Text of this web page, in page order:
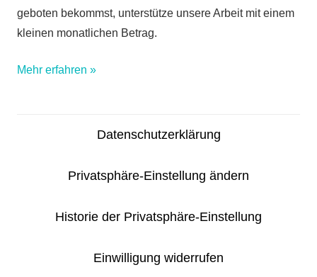
geboten bekommst, unterstütze unsere Arbeit mit einem
kleinen monatlichen Betrag.
Mehr erfahren »
Datenschutzerklärung
Privatsphäre-Einstellung ändern
Historie der Privatsphäre-Einstellung
Einwilligung widerrufen